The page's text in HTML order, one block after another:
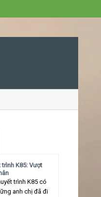
trình K85: Vượt
trình K85 có
anh chị đã đi